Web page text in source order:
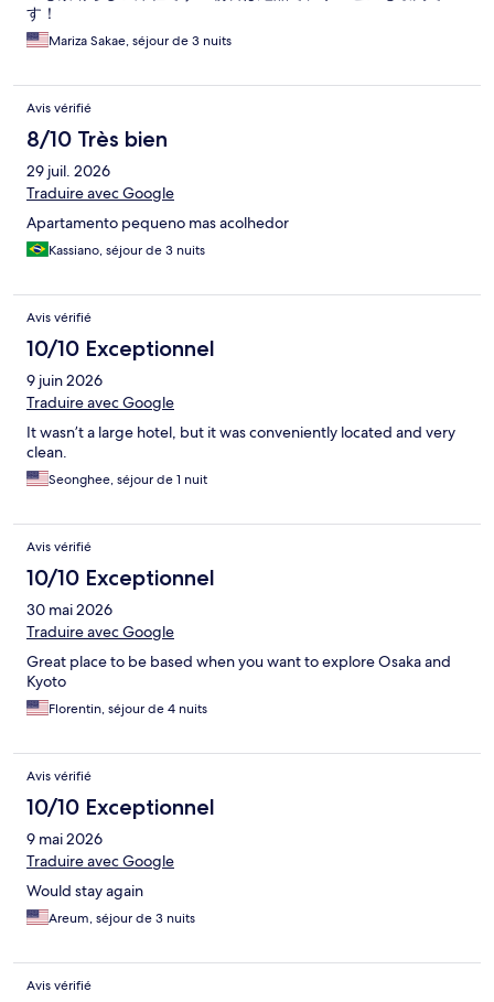
す！
Mariza Sakae, séjour de 3 nuits
Avis vérifié
8/10 Très bien
29 juil. 2026
Traduire avec Google
Apartamento pequeno mas acolhedor
Kassiano, séjour de 3 nuits
Avis vérifié
10/10 Exceptionnel
9 juin 2026
Traduire avec Google
It wasn’t a large hotel, but it was conveniently located and very
clean.
Seonghee, séjour de 1 nuit
Avis vérifié
10/10 Exceptionnel
30 mai 2026
Traduire avec Google
Great place to be based when you want to explore Osaka and
Kyoto
Florentin, séjour de 4 nuits
Avis vérifié
10/10 Exceptionnel
9 mai 2026
Traduire avec Google
Would stay again
Areum, séjour de 3 nuits
Avis vérifié